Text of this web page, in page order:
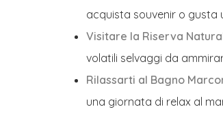
acquista souvenir o gusta
Visitare la Riserva
volatili selvaggi da
Rilassarti al Bagno
una giornata di relax al